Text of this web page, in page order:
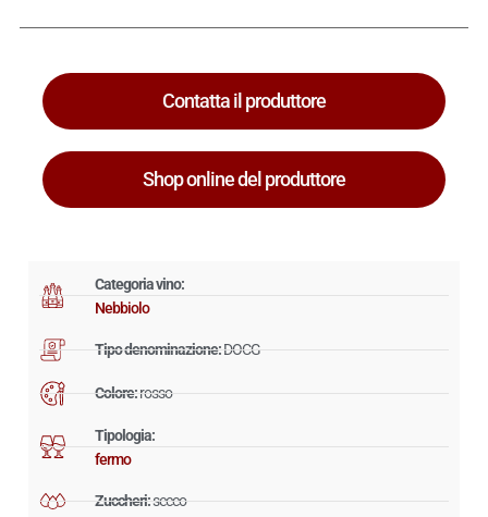
Categoria vino:
Nebbiolo
Tipo denominazione:DOCG
Colore:rosso
Tipologia:
fermo
Zuccheri:secco
Contatta il produttore
Shop online del produttore